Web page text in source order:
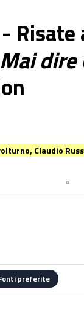
Mai dire
Claudio
preferite